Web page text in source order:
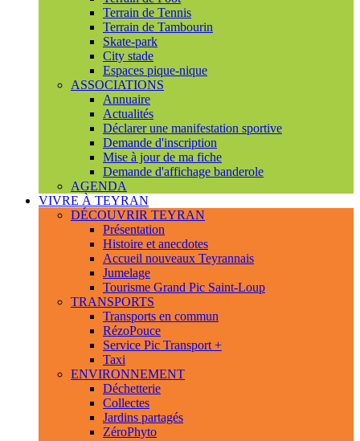
Terrain de Tennis
Terrain de Tambourin
Skate-park
City stade
Espaces pique-nique
ASSOCIATIONS
Annuaire
Actualités
Déclarer une manifestation sportive
Demande d'inscription
Mise à jour de ma fiche
Demande d'affichage banderole
AGENDA
VIVRE À TEYRAN
DÉCOUVRIR TEYRAN
Présentation
Histoire et anecdotes
Accueil nouveaux Teyrannais
Jumelage
Tourisme Grand Pic Saint-Loup
TRANSPORTS
Transports en commun
RézoPouce
Service Pic Transport +
Taxi
ENVIRONNEMENT
Déchetterie
Collectes
Jardins partagés
ZéroPhyto